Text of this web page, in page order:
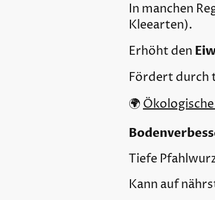
In manchen
Kleearten).
Erhöht den
Fördert durch
🌍
Tiefe
Kann auf